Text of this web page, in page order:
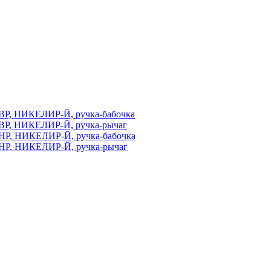
НИКЕЛИР-Й, ручка-бабочка
НИКЕЛИР-Й, ручка-рычаг
НИКЕЛИР-Й, ручка-бабочка
НИКЕЛИР-Й, ручка-рычаг